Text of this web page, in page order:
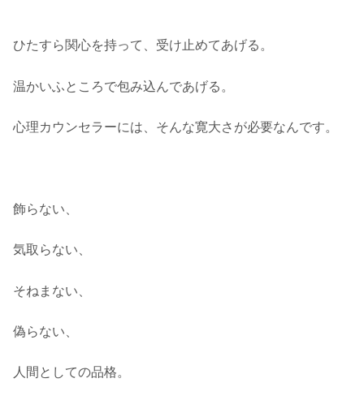
ひたすら関心を持って、受け止めてあげる。
温かいふところで包み込んであげる。
心理カウンセラーには、そんな寛大さが必要なんです。
飾らない、
気取らない、
そねまない、
偽らない、
人間としての品格。